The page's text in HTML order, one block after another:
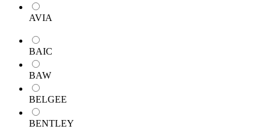
AVIA
BAIC
BAW
BELGEE
BENTLEY